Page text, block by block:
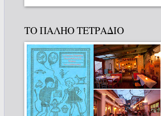
ΤΟ ΠΑΛΗΟ ΤΕΤΡΑΔΙΟ